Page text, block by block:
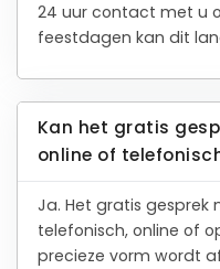
24 uur contact met u
feestdagen kan dit
Kan het gratis
online of
Ja. Het gratis
telefonisch, online of
precieze vorm wordt